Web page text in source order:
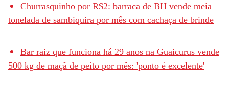
Churrasquinho por R$2: barraca de BH vende meia
tonelada de sambiquira por mês com cachaça de brinde
Bar raiz que funciona há 29 anos na Guaicurus vende
500 kg de maçã de peito por mês: 'ponto é excelente'